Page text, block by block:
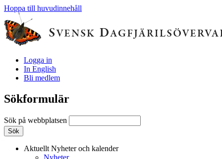
Hoppa till huvudinnehåll
Logga in
In English
Bli medlem
Sökformulär
Sök på webbplatsen
Aktuellt Nyheter och kalender
Nyheter